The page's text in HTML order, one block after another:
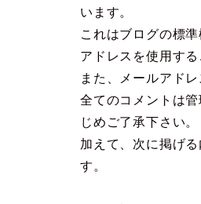
います。
これはブログの標
アドレスを使用する
また、メールアド
全てのコメントは
じめご了承下さい。
加えて、次に掲げ
す。